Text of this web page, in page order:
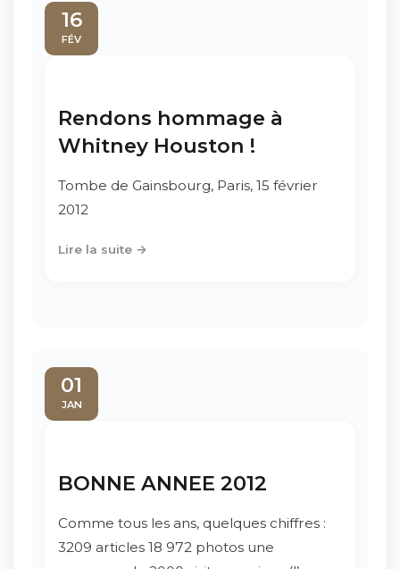
16
FÉV
Rendons hommage à
Whitney Houston !
Tombe de Gainsbourg, Paris, 15 février
2012
Lire la suite →
01
JAN
BONNE ANNEE 2012
Comme tous les ans, quelques chiffres :
3209 articles 18 972 photos une